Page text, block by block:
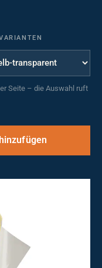
Seite – die Auswahl ruft